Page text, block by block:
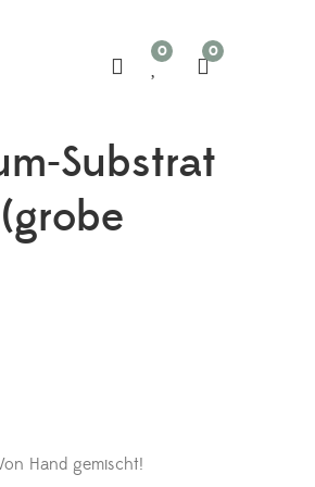
0 0
Substrat
Hand gemischt!